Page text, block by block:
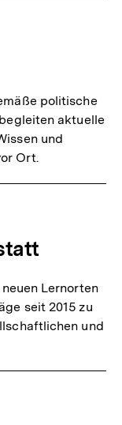
politische
aktuelle
und
Ort.
Lernorten
seit 2015 zu
und